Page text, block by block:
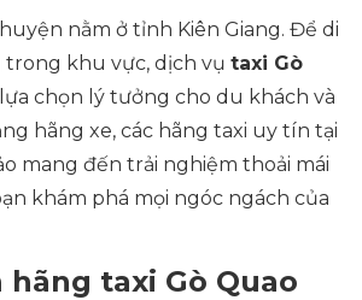
nằm ở tỉnh Kiên Giang. Để di
khu vực, dịch vụ taxi Gò
chọn lý tưởng cho du khách và
hãng xe, các hãng taxi uy tín tại
mang đến trải nghiệm thoải mái
khám phá mọi ngóc ngách của
hãng taxi Gò Quao